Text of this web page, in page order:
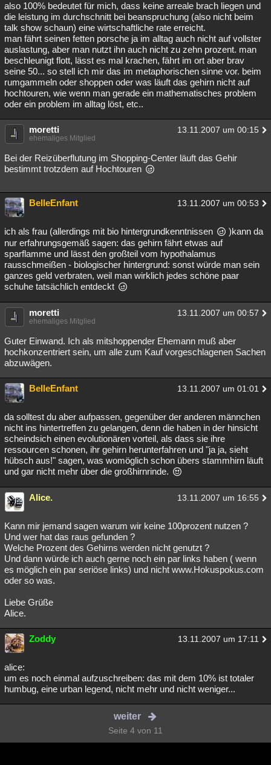
also 100% bedeutet für mich, dass keine arreale brach liegen und
die leistung im durchschnitt bei beanspruchung (also nicht beim
talk show schaun) eine wirtschaftliche rate erreicht.
man fährt seinen fetten porsche ja im alltag auch nicht auf vollster
auslastung, aber man nutzt ihn auch nicht zu zehn prozent. man
beschleunigt flott, lässt es mal krachen, fährt im ort aber brav
seine 50... so stell ich mir das im metaphorischen sinne vor. beim
rumgammeln oder shoppen oder was läuft das gehirn nicht auf
hochtouren, wie wenn man gerade ein mathematisches problem
oder ein problem im alltag löst, etc..
moretti 13.11.2007 um 00:15
ehemaliges Mitglied
Bei der Reizüberflutung im Shopping-Center läuft das Gehir
bestimmt trotzdem auf Hochtouren
BelleEnfant 13.11.2007 um 00:53
ich als frau (allerdings mit bio hintergrundkenntnissen
)kann da
nur erfahrungsgemäß sagen: das gehirn fährt etwas auf
sparflamme und lässt den großteil vom hypothalamus
rausschmeißen - biologischer hintergrund: sonst würde man sein
ganzes geld verbraten, weil man wirklich jedes schöne paar
schuhe tatsächlich entdeckt
moretti 13.11.2007 um 00:57
ehemaliges Mitglied
Guter Einwand. Ich als mitshoppender Ehemann muß aber
hochkonzentriert sein, um alle zum Kauf vorgeschlagenen Sachen
abzuwägen.
BelleEnfant 13.11.2007 um 01:01
da solltest du aber aufpassen, gegenüber der anderen männchen
nicht ins hintertreffen zu gelangen, denn die haben in der hinsicht
scheindsich einen evolutionären vorteil, als dass sie ihre
ressourcen schonen, ihr gehirn herunterfahren und "ja ja, sieht
hübsch aus!" sagen, was womöglich schon übers stammhirn läuft
und gar nicht mehr über die großhirnrinde.
Alice. 13.11.2007 um 16:55
Kann mir jemand sagen warum wir keine 100prozent nutzen ?
Und wer hat das raus gefunden ?
Welche Prozent des Gehirns werden nicht genutzt ?
Und dann würde ich auch gerne noch ein par links haben ( wenn
es möglich ein par seriöse links) und nicht www.Hokuspokus.com
oder so was.
Liebe Grüße
Alice.
Zoddy 13.11.2007 um 17:11
alice:
um es noch einmal aufzuschreiben: das mit dem 10% ist totaler
humbug, eine urban legend, nicht mehr und nicht weniger...
weiter
Seite 4 von 11